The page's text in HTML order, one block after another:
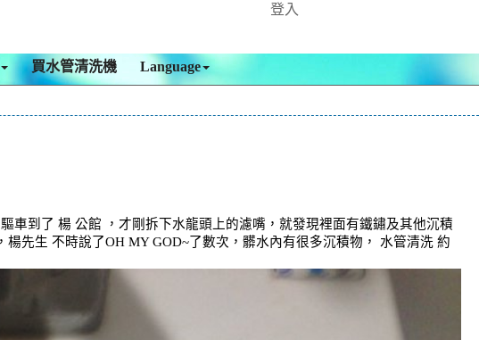
登入
買水管清洗機 Language
車到了 楊 公館 ，才剛拆下水龍頭上的濾嘴，就發現裡面有鐵鏽及其他沉積
先生 不時說了OH MY GOD~了數次，髒水內有很多沉積物， 水管清洗 約